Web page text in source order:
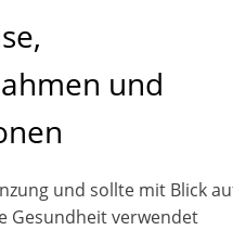
und
und sollte mit Blick
Gesundheit verwendet